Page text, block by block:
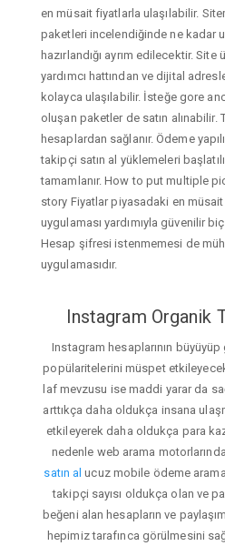
en müsait fiyatlarla ulaşılabilir.
paketleri incelendiğinde ne kadar
hazırlandığı ayrım edilecektir.
yardımcı hattından ve dijital
kolayca ulaşılabilir. İsteğe gore
oluşan paketler de satın alınabilir.
hesaplardan sağlanır. Ödeme
takipçi satın al yüklemeleri
tamamlanır. How to put multiple
story Fiyatlar piyasadaki en
uygulaması yardımıyla güvenilir
Hesap şifresi istenmemesi de
uygulamasıdır.
Instagram Organik
Instagram hesaplarının
popülaritelerini müspet
laf mevzusu ise maddi yarar da
arttıkça daha oldukça insana
etkileyerek daha oldukça para
nedenle web arama motorlarında
satın al ucuz mobile ödeme
takipçi sayısı oldukça olan ve
beğeni alan hesapların ve
hepimiz tarafınca görülmesini